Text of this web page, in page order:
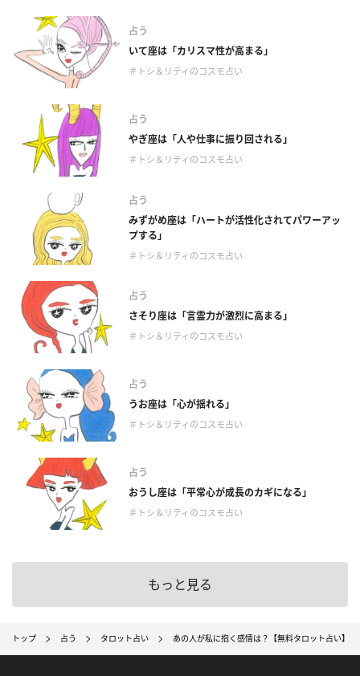
占う
いて座は「カリスマ性が高まる」
＃トシ＆リティのコスモ占い
占う
やぎ座は「人や仕事に振り回される」
＃トシ＆リティのコスモ占い
占う
みずがめ座は「ハートが活性化されてパワーアッ
プする」
＃トシ＆リティのコスモ占い
占う
さそり座は「言霊力が激烈に高まる」
＃トシ＆リティのコスモ占い
占う
うお座は「心が揺れる」
＃トシ＆リティのコスモ占い
占う
おうし座は「平常心が成長のカギになる」
＃トシ＆リティのコスモ占い
もっと見る
トップ 占う タロット占い あの人が私に抱く感情は？【無料タロット占い】